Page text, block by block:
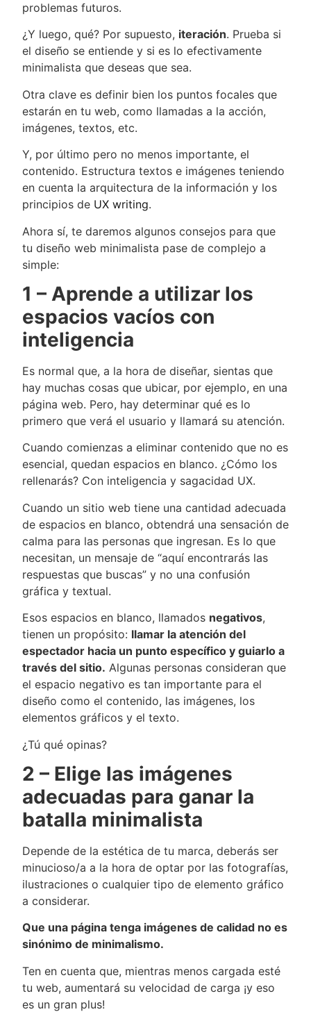
problemas futuros.
¿Y luego, qué? Por supuesto, iteración. Prueba si
el diseño se entiende y si es lo efectivamente
minimalista que deseas que sea.
Otra clave es definir bien los puntos focales que
estarán en tu web, como llamadas a la acción,
imágenes, textos, etc.
Y, por último pero no menos importante, el
contenido. Estructura textos e imágenes teniendo
en cuenta la arquitectura de la información y los
principios de UX writing.
Ahora sí, te daremos algunos consejos para que
tu diseño web minimalista pase de complejo a
simple:
1 – Aprende a utilizar los
espacios vacíos con
inteligencia
Es normal que, a la hora de diseñar, sientas que
hay muchas cosas que ubicar, por ejemplo, en una
página web. Pero, hay determinar qué es lo
primero que verá el usuario y llamará su atención.
Cuando comienzas a eliminar contenido que no es
esencial, quedan espacios en blanco. ¿Cómo los
rellenarás? Con inteligencia y sagacidad UX.
Cuando un sitio web tiene una cantidad adecuada
de espacios en blanco, obtendrá una sensación de
calma para las personas que ingresan. Es lo que
necesitan, un mensaje de “aquí encontrarás las
respuestas que buscas” y no una confusión
gráfica y textual.
Esos espacios en blanco, llamados negativos,
tienen un propósito: llamar la atención del
espectador hacia un punto específico y guiarlo a
través del sitio. Algunas personas consideran que
el espacio negativo es tan importante para el
diseño como el contenido, las imágenes, los
elementos gráficos y el texto.
¿Tú qué opinas?
2 – Elige las imágenes
adecuadas para ganar la
batalla minimalista
Depende de la estética de tu marca, deberás ser
minucioso/a a la hora de optar por las fotografías,
ilustraciones o cualquier tipo de elemento gráfico
a considerar.
Que una página tenga imágenes de calidad no es
sinónimo de minimalismo.
Ten en cuenta que, mientras menos cargada esté
tu web, aumentará su velocidad de carga ¡y eso
es un gran plus!